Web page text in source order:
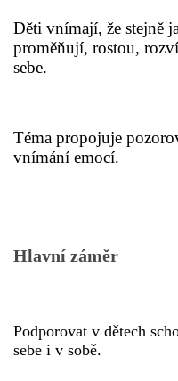
VÝTVARNÉ AKTIVITY -
VÝTVARNÉ AKTIVITY -
HÁDANKY K TÉMATU
Děti vnímají, že stejně
proměňují, rostou,
sebe.
Téma propojuje
vnímání emocí.
Hlavní záměr
Podporovat v dětech
sebe i v sobě.